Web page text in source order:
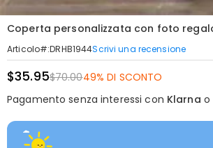
Coperta personalizzata con foto
Articolo#:DRHB1944Scrivi una recensione
$35.95$70.0049% DI SCONTO
Pagamento senza interessi con Klarna o